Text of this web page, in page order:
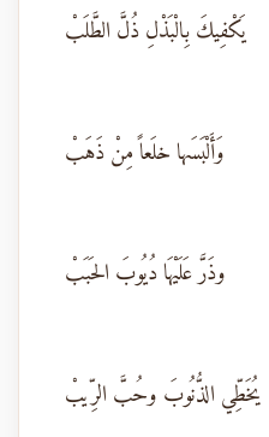
يَكْفِيكَ بِالْبَذْلِ ذُلَّ الطَّلَبْ
وَأَلْبَسَها خلَعاً مِنْ ذَهَبْ
وذَرَّ عَلَيْهَا دُيُوبَ الحَبَبْ
يُخَطِّي الذُّنُوبَ وحُبَّ الرِّيبْ